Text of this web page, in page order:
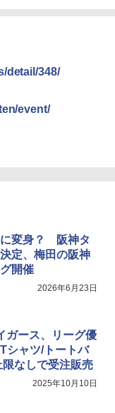
detail/348/
event/
に変身？ 阪神タ
定、梅田の阪神
開催
2026年6月23日
ガース、リーグ優
ャツ/トートバ
なしで受注販売
2025年10月10日